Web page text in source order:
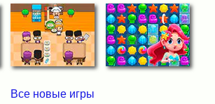
Все новые игры